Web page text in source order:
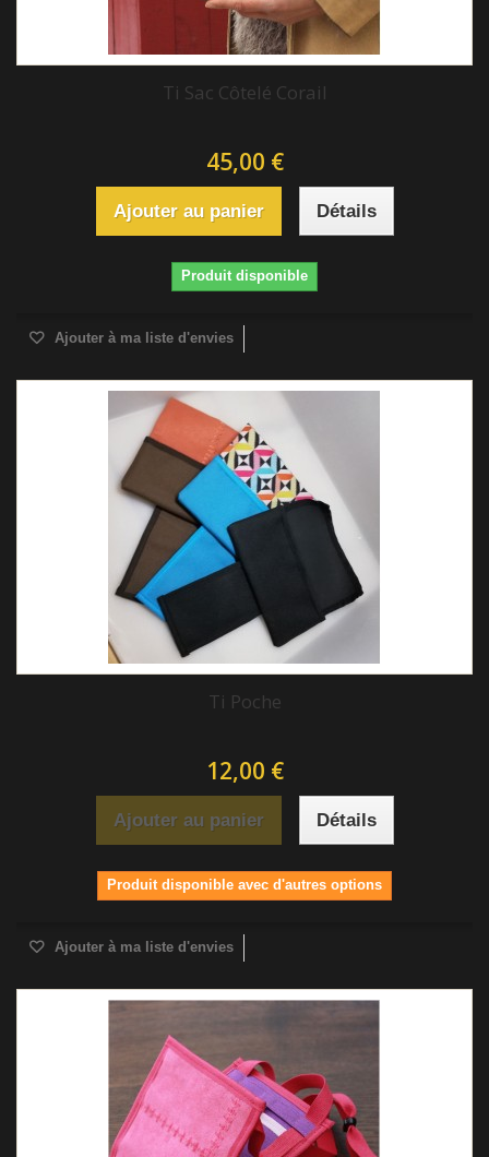
Ti Sac Côtelé Corail
45,00 €
Ajouter au panier Détails
Produit disponible
Ajouter à ma liste d'envies
Ti Poche
12,00 €
Ajouter au panier Détails
Produit disponible avec d'autres options
Ajouter à ma liste d'envies